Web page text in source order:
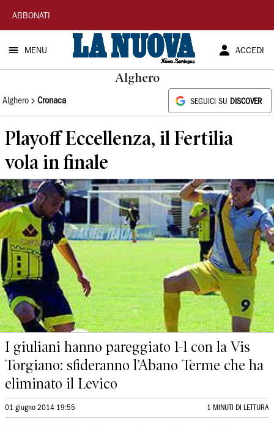
La
Nuova
Sardegna
ABBONATI
MENU ACCEDI
Alghero
Alghero Cronaca SEGUICI SU DISCOVER
Playoff Eccellenza, il Fertilia
vola in finale
I giuliani hanno pareggiato 1-1 con la Vis
Torgiano: sfideranno l’Abano Terme che ha
eliminato il Levico
01 giugno 2014 19:55 1 MINUTI DI LETTURA